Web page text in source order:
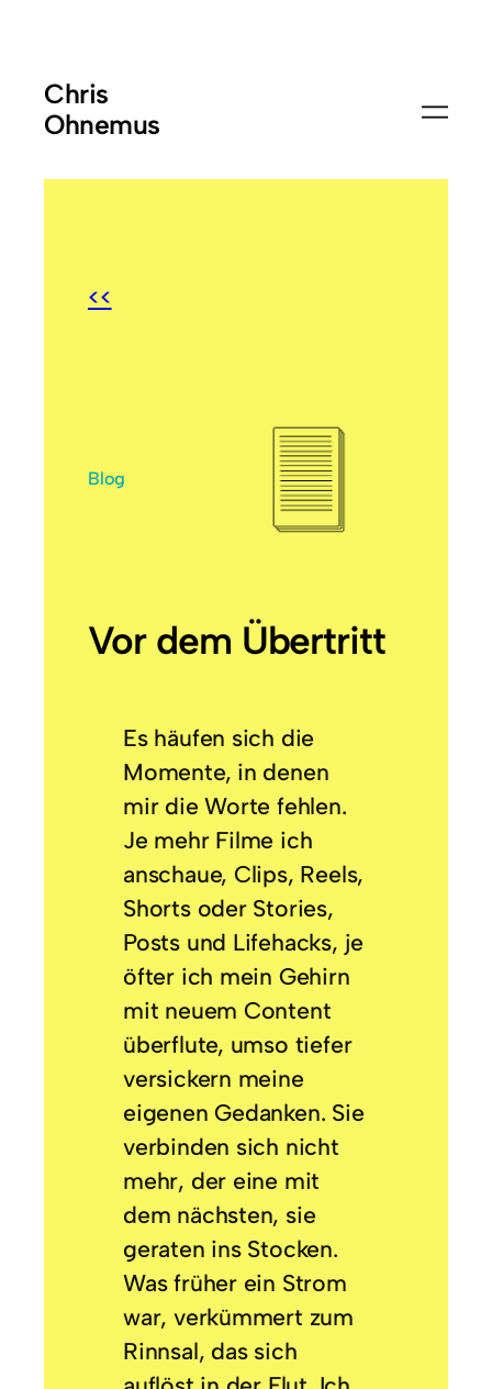
Chris
Ohnemus
<<
Blog
Vor dem Übertritt
Es häufen sich die
Momente, in denen
mir die Worte fehlen.
Je mehr Filme ich
anschaue, Clips, Reels,
Shorts oder Stories,
Posts und Lifehacks, je
öfter ich mein Gehirn
mit neuem Content
überflute, umso tiefer
versickern meine
eigenen Gedanken. Sie
verbinden sich nicht
mehr, der eine mit
dem nächsten, sie
geraten ins Stocken.
Was früher ein Strom
war, verkümmert zum
Rinnsal, das sich